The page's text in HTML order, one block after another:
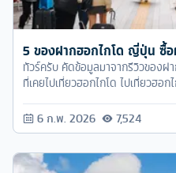
5 ของฝากฮอกไกโด ญี่ปุ่น ซื้
ทัวร์ครับ คัดข้อมูลมาจากรีวิวของฝ
ที่เคยไปเที่ยวฮอกไกโด ไปเที่ยวฮอ
6 ก.พ. 2026 7,524